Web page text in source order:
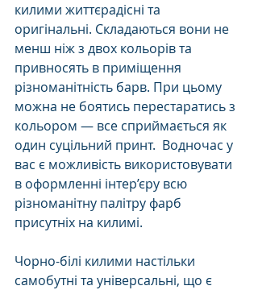
килими життєрадісні та
оригінальні. Складаються вони не
менш ніж з двох кольорів та
привносять в приміщення
різноманітність барв. При цьому
можна не боятись перестаратись з
кольором — все сприймається як
один суцільний принт.  Водночас у
вас є можливість використовувати
в оформленні інтер’єру всю
різноманітну палітру фарб
присутніх на килимі.
Чорно-білі килими настільки
самобутні та універсальні, що є